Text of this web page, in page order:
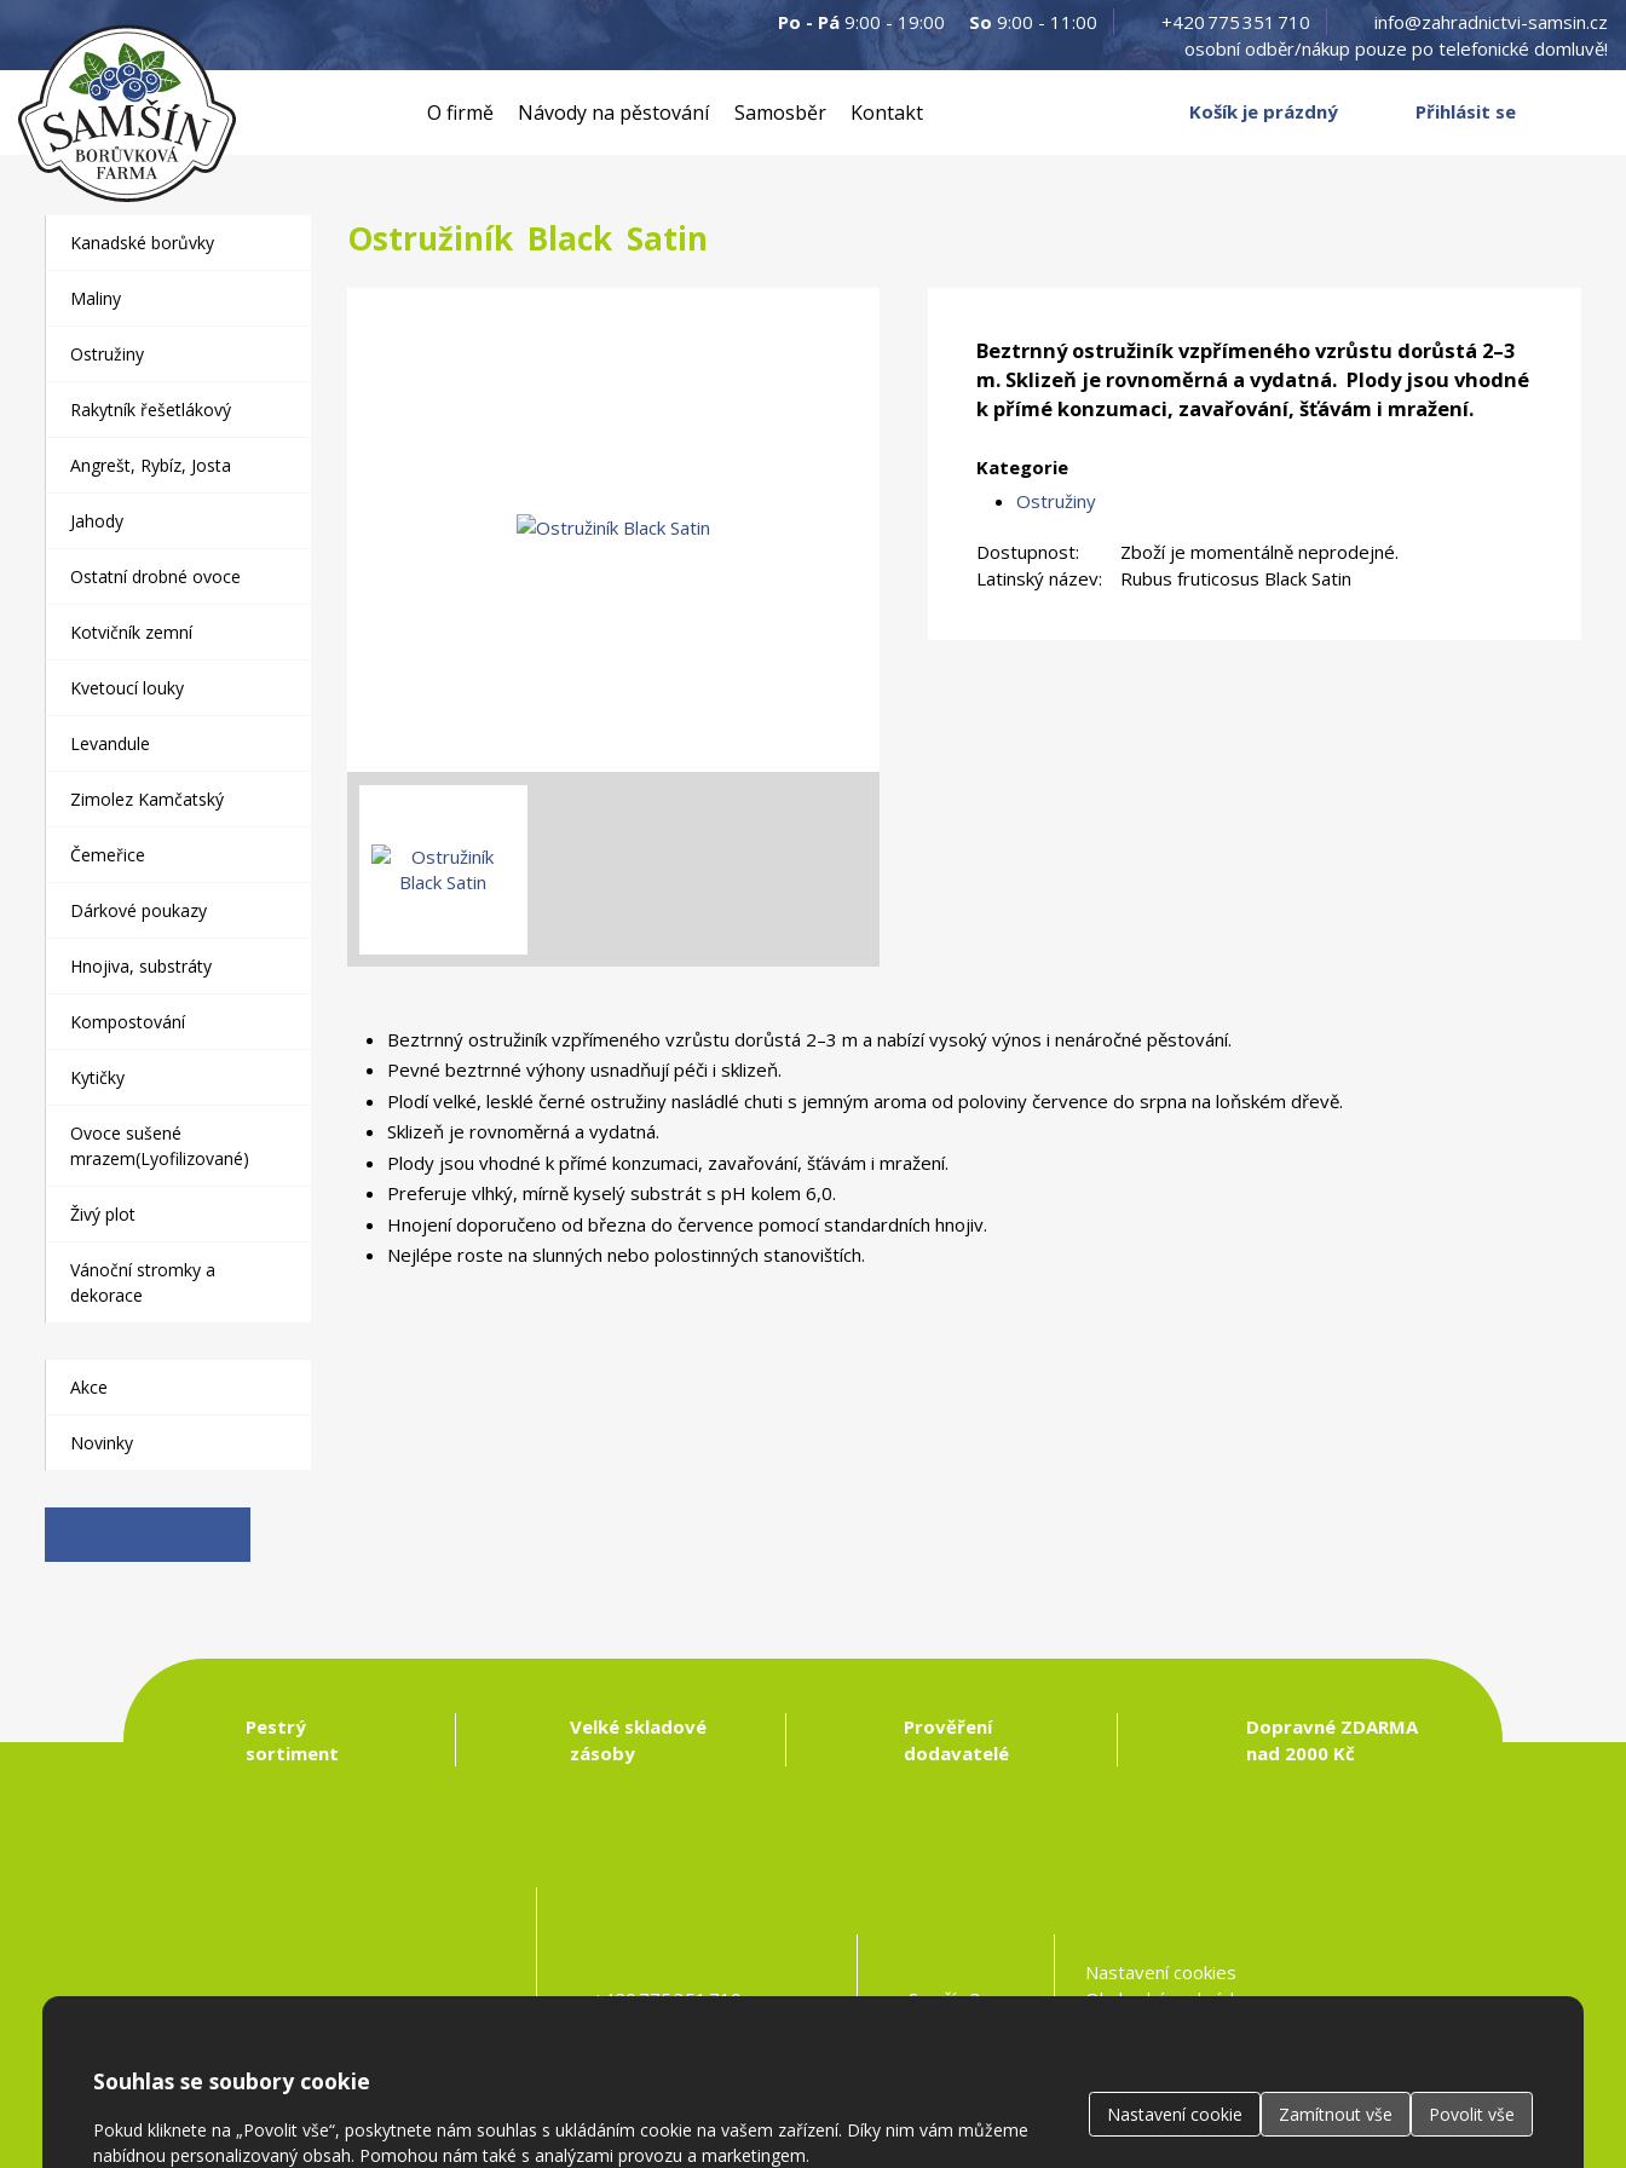
Po - Pá 9:00 - 19:00 So 9:00 - 11:00 +420 775 351 710
info@zahradnictvi-samsin.cz
osobní odběr/nákup pouze po telefonické domluvě!
O firmě Návody na pěstování Samosběr Kontakt Košík je prázdný Přihlásit se
Ostružiník Black Satin
Beztrnný ostružiník vzpřímeného vzrůstu dorůstá 2–3
m. Sklizeň je rovnoměrná a vydatná. Plody jsou vhodné
k přímé konzumaci, zavařování, šťávám i mražení.
Kategorie
Ostružiny
Dostupnost:
Zboží je momentálně neprodejné.
Latinský název:
Rubus fruticosus Black Satin
Beztrnný ostružiník vzpřímeného vzrůstu dorůstá 2–3 m a nabízí vysoký výnos i nenáročné pěstování.
Pevné beztrnné výhony usnadňují péči i sklizeň.
Plodí velké, lesklé černé ostružiny nasládlé chuti s jemným aroma od poloviny července do srpna na loňském dřevě.
Sklizeň je rovnoměrná a vydatná.
Plody jsou vhodné k přímé konzumaci, zavařování, šťávám i mražení.
Preferuje vlhký, mírně kyselý substrát s pH kolem 6,0.
Hnojení doporučeno od března do července pomocí standardních hnojiv.
Nejlépe roste na slunných nebo polostinných stanovištích.
Kanadské borůvky
Maliny
Ostružiny
Rakytník řešetlákový
Angrešt, Rybíz, Josta
Jahody
Ostatní drobné ovoce
Kotvičník zemní
Kvetoucí louky
Levandule
Zimolez Kamčatský
Čemeřice
Dárkové poukazy
Hnojiva, substráty
Kompostování
Kytičky
Ovoce sušené
mrazem(Lyofilizované)
Živý plot
Vánoční stromky a
dekorace
Akce
Novinky
Pestrý
sortiment
Velké skladové
zásoby
Prověření
dodavatelé
Dopravné ZDARMA
nad 2000 Kč
+420 775 351 710
Samšín 3
Nastavení cookies
Obchodní podmínky
Souhlas se soubory cookie
Pokud kliknete na „Povolit vše“, poskytnete nám souhlas s ukládáním cookie na vašem zařízení. Díky nim vám můžeme
nabídnou personalizovaný obsah. Pomohou nám také s analýzami provozu a marketingem.
Nastavenícookie Zamítnout vše Povolit vše